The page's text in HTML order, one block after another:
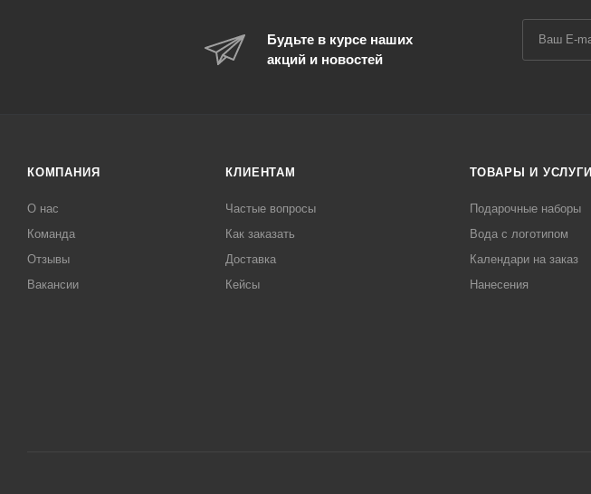
Будьте в курсе наших
акций и новостей
КОМПАНИЯ
О нас
Команда
Отзывы
Вакансии
КЛИЕНТАМ
Частые вопросы
Как заказать
Доставка
Кейсы
ТОВАРЫ И УСЛУГИ
Подарочные наборы
Вода с логотипом
Календари на заказ
Нанесения